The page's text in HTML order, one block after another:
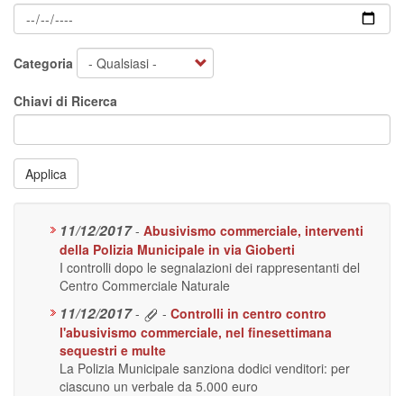
Categoria
Chiavi di Ricerca
Applica
11/12/2017 - Abusivismo commerciale, interventi
della Polizia Municipale in via Gioberti
I controlli dopo le segnalazioni dei rappresentanti del
Centro Commerciale Naturale
11/12/2017 - - Controlli in centro contro
l'abusivismo commerciale, nel finesettimana
sequestri e multe
La Polizia Municipale sanziona dodici venditori: per
ciascuno un verbale da 5.000 euro